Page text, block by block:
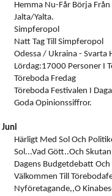
Hemma Nu-Får Börja
Jalta/Yalta.
Simpferopol
Natt Tag Till Simpferopol
Odessa / Ukraina - Svarta
Lördag:17000 Personer I
Töreboda Fredag
Töreboda Festivalen I
Goda Opinionssiffror.
Juni
Härligt Med Sol Och
Sol...vad Gött..och Skutan
Dagens Budgetdebatt Och
Välkommen Till
Nyföretagande,,o